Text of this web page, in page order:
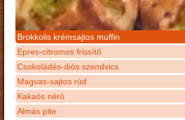
Brokkolis krémsajtos muffin
Epres-citromos frissítő
Csokoládés-diós szendvics
Magvas-sajtos rúd
Kakaós néró
Almás pite